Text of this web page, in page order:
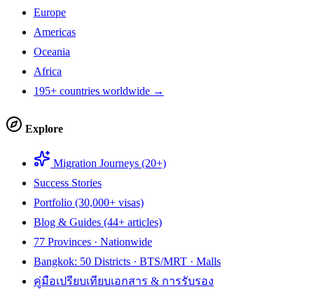
Europe
Americas
Oceania
Africa
195+ countries worldwide →
Explore
Migration Journeys (20+)
Success Stories
Portfolio (30,000+ visas)
Blog & Guides (44+ articles)
77 Provinces · Nationwide
Bangkok: 50 Districts · BTS/MRT · Malls
คู่มือเปรียบเทียบเอกสาร & การรับรอง